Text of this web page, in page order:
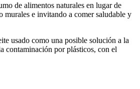
de alimentos naturales en lugar de
murales e invitando a comer saludable y
usado como una posible solución a la
contaminación por plásticos, con el